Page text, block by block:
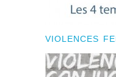
VIOLENCES